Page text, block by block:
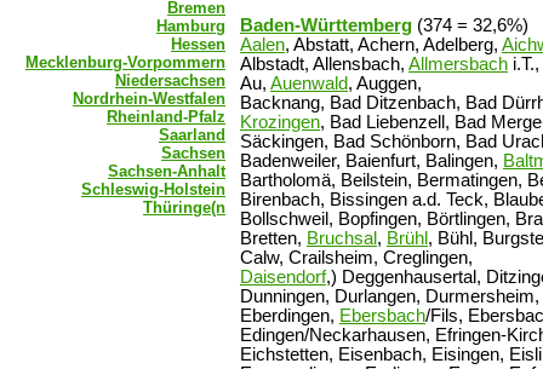
Bremen
Hamburg
Hessen
Mecklenburg-Vorpommern
Niedersachsen
Nordrhein-Westfalen
Rheinland-Pfalz
Saarland
Sachsen
Sachsen-Anhalt
Schleswig-Holstein
Thüringe(n
Baden-Württemberg (374 = 32,6%)
Aalen, Abstatt, Achern, Adelberg,
Albstadt, Allensbach, Allmersbach
Au, Auenwald, Auggen,
Backnang, Bad Ditzenbach, Bad
Krozingen, Bad Liebenzell, Bad
Säckingen, Bad Schönborn, Bad
Badenweiler, Baienfurt, Balingen,
Bartholomä, Beilstein, Bermatingen,
Birenbach, Bissingen a.d. Teck,
Bollschweil, Bopfingen, Börtlingen,
Bretten, Bruchsal , Brühl , Bühl,
Calw, Crailsheim, Creglingen,
Daisendorf,) Deggenhausertal,
Dunningen, Durlangen,
Eberdingen, Ebersbach/Fils,
Edingen/Neckarhausen, Efringen-
Eichstetten, Eisenbach, Eisingen,